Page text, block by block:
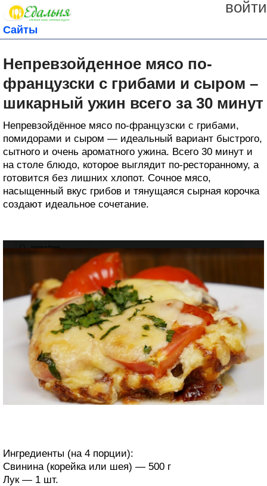
войти
Сайты
Непревзойденное мясо по-
французски с грибами и сыром –
шикарный ужин всего за 30 минут
Непревзойдённое мясо по-французски с грибами,
помидорами и сыром — идеальный вариант быстрого,
сытного и очень ароматного ужина. Всего 30 минут и
на столе блюдо, которое выглядит по-ресторанному, а
готовится без лишних хлопот. Сочное мясо,
насыщенный вкус грибов и тянущаяся сырная корочка
создают идеальное сочетание.
Ингредиенты (на 4 порции):
Свинина (корейка или шея) — 500 г
Лук — 1 шт.